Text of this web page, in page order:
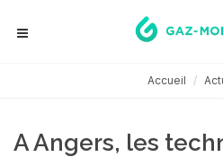
Accueil
A Angers, les